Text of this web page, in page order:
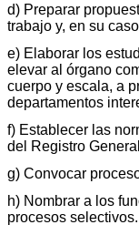
d) Preparar
trabajo y, en su
e) Elaborar los
elevar al órgano
cuerpo y escala, a
departamentos
f) Establecer las
del Registro
g) Convocar
h) Nombrar a los
procesos selectivos.